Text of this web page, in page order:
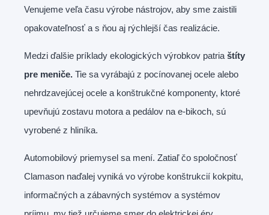
Venujeme veľa času výrobe nástrojov, aby sme zaistili
opakovateľnosť a s ňou aj rýchlejší čas realizácie.
Medzi ďalšie príklady ekologických výrobkov patria štíty
pre meniče. Tie sa vyrábajú z pocínovanej ocele alebo
nehrdzavejúcej ocele a konštrukčné komponenty, ktoré
upevňujú zostavu motora a pedálov na e-bikoch, sú
vyrobené z hliníka.
Automobilový priemysel sa mení. Zatiaľ čo spoločnosť
Clamason naďalej vyniká vo výrobe konštrukcií kokpitu,
informačných a zábavných systémov a systémov